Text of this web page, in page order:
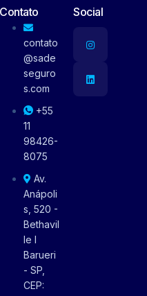
Contato
contato
@sade
seguro
s.com
+55
11
98426-
8075
Av.
Anápoli
s, 520 -
Bethavil
le I
Barueri
- SP,
CEP:
Social